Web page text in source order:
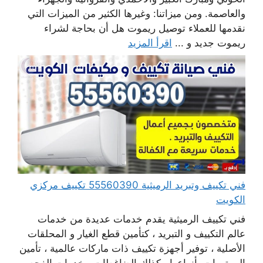
والعاصمة. ومن ميزاتنا: وغيرها الكثير من الميزات التي
نقدمها للعملاء توصيل ريموت هل أن بحاجة لشراء
ريموت جديد و ... اقرأ المزيد
فني تكييف وتبريد الرميثية 55560390 تكييف مركزي
الكويت
فني تكييف الرميثية يقدم خدمات عديدة من خدمات
عالم التكييف و التبريد ، كتأمين قطع الغيار و المحلقات
الأصلية ، توفير أجهزة تكييف ذات ماركات عالمية ، تأمين